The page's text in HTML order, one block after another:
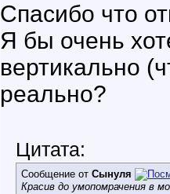
Спасибо что
Я бы очень
вертикально
реально?
Цитата:
Сообщение от Сынуля
Красив до умопомрачения в